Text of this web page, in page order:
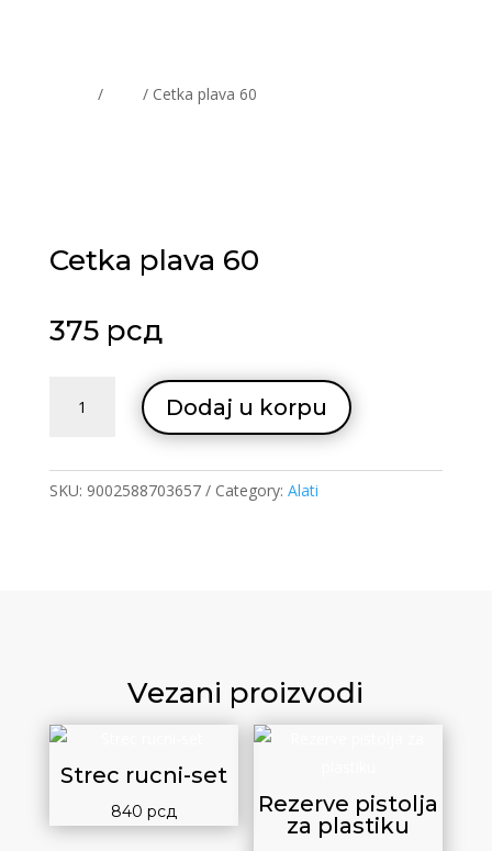
/ / Cetka plava 60
Cetka plava 60
375 рсд
plava
Dodaj u korpu
SKU: 9002588703657 Category: Alati
Vezani proizvodi
Strec rucni-set
840 рсд
Rezerve pistolja
za plastiku